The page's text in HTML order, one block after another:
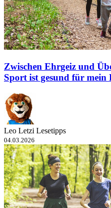
Zwischen Ehrgeiz und
Sport ist gesund für mein
Leo Letzi Lesetipps
04.03.2026